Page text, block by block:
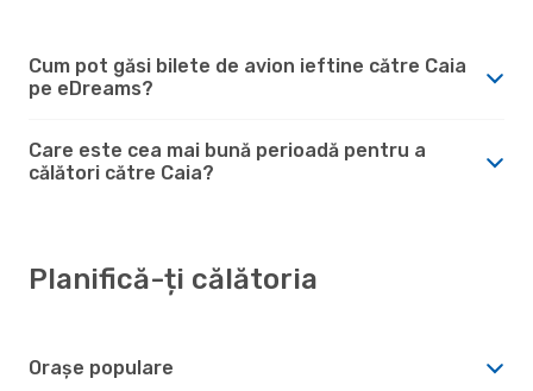
Cum pot găsi bilete de avion ieftine către Caia
pe eDreams?
Care este cea mai bună perioadă pentru a
călători către Caia?
Planifică-ți călătoria
Orașe populare